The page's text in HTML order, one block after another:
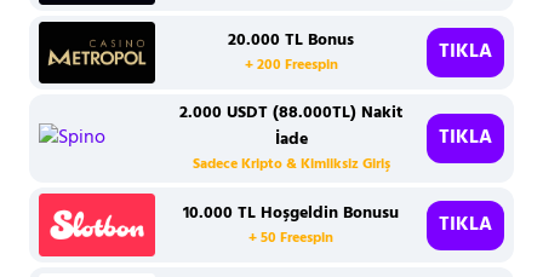
20.000 TL Bonus
+ 200 Freespin TIKLA
2.000 USDT (88.000TL) Nakit
İade
Sadece Kripto & Kimliksiz Giriş
TIKLA
10.000 TL Hoşgeldin Bonusu
+ 50 Freespin TIKLA